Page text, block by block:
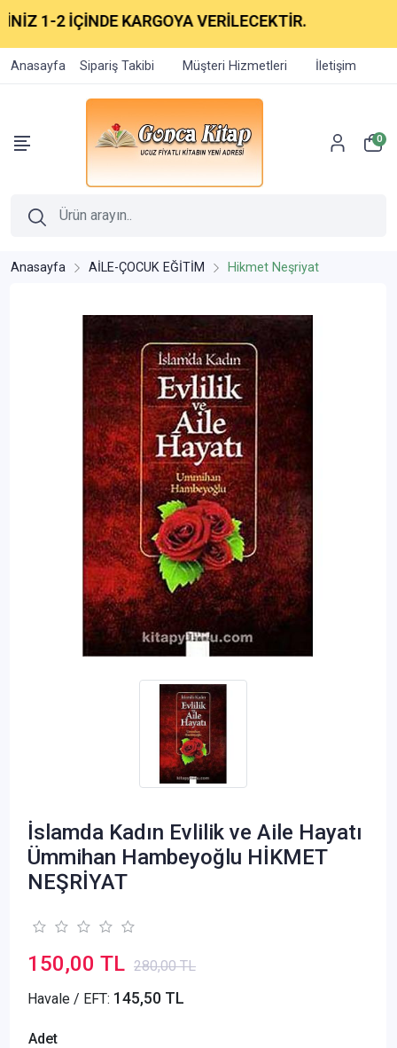
1-2 İÇİNDE KARGOYA VERİLECEKTİR.
Anasayfa Sipariş Takibi Müşteri Hizmetleri İletişim
0
Anasayfa AİLE-ÇOCUK EĞİTİM Hikmet Neşriyat
İslamda Kadın Evlilik ve Aile Hayatı
Ümmihan Hambeyoğlu HİKMET
NEŞRİYAT
150,00 TL 280,00 TL
Havale / EFT: 145,50 TL
Adet